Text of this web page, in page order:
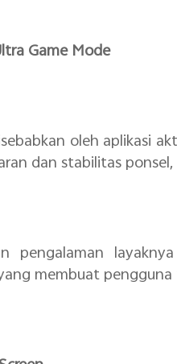
Game Mode
oleh aplikasi
dan stabilitas
pengalaman
membuat